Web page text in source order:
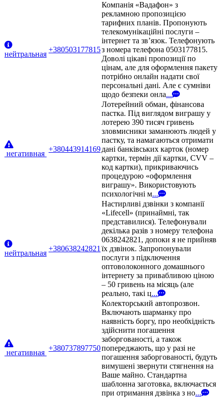
нейтральная
+380503177815
Компанія «Вадафон» з
рекламною пропозицією
тарифних планів. Пропонують
телекомунікаційні послуги –
інтернет та зв’язок. Телефонують
з номера телефона 0503177815.
Доволі цікаві пропозиції по
цінам, але для оформлення пакету
потрібно онлайн надати свої
персональні дані. Але є сумніви
щодо безпеки онла...
негативная
+380443914169
Лотерейний обман, фінансова
пастка. Під виглядом виграшу у
лотерею 390 тисяч гривень
зловмисники заманюють людей у
пастку, та намагаються отримати
дані банківських карток (номер
картки, термін дії картки, CVV –
код картки), прикриваючись
процедурою «оформлення
виграшу». Використовують
психологічні м...
нейтральная
+380638242821
Настирливі дзвінки з компанії
«Lifecell» (принаймні, так
представилися). Телефонували
декілька разів з номеру телефона
0638242821, допоки я не прийняв
їх дзвінок. Запропонували
послуги з підключення
оптоволоконного домашнього
інтернету за привабливою ціною
– 50 гривень на місяць (але
реально, такі ц...
негативная
+380737897750
Колекторський автопрозвон.
Включають шарманку про
наявність боргу, про необхідність
здійснити погашення
заборгованості, а також
попереджають, що у разі не
погашення заборгованості, будуть
вимушені звернути стягнення на
Ваше майно. Стандартна
шаблонна заготовка, включається
при отримання дзвінка з но...